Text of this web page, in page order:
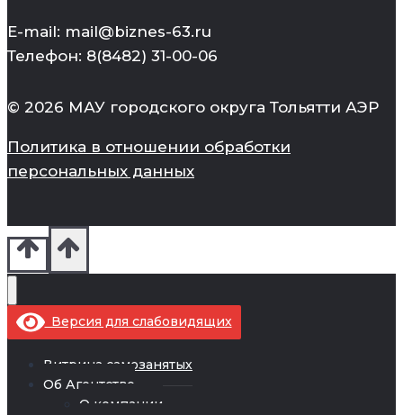
E-mail: mail@biznes-63.ru
Телефон: 8(8482) 31-00-06
© 2026 МАУ городского округа Тольятти АЭР
Политика в отношении обработки
персональных данных
Версия для слабовидящих
Витрина самозанятых
Об Агентстве
О компании